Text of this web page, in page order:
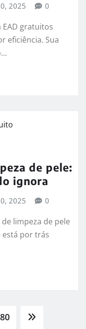
2025 0
gratuitos
eficiência. Sua
de pele:
ignora
2025 0
limpeza de pele
está por trás
80